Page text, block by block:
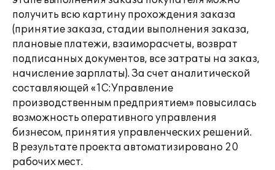
получить всю картину прохождения заказа
(принятие заказа, стадии выполнения заказа,
плановые платежи, взаиморасчеты, возврат
подписанных документов, все затраты на заказ,
начисление зарплаты). За счет аналитической
составляющей «1С:Управление
производственным предприятием» повысилась
возможность оперативного управления
бизнесом, принятия управленческих решений.
В результате проекта автоматизировано 20
рабочих мест.